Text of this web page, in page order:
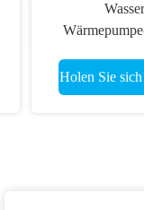
Holen Sie sich